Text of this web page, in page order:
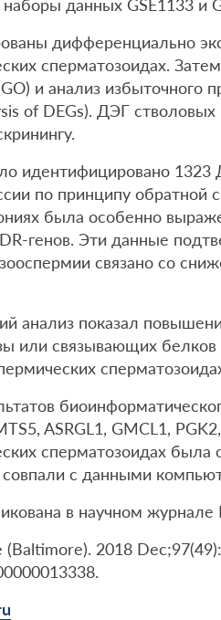
данных GSE1133 и
дифференциально
сперматозоидах.
и анализ избыточного
of DEGs). ДЭГ стволовых
идентифицировано 1323
по принципу обратной
была особенно
генов. Эти данные
связано со
анализ показал
или связывающих
ASRGL1, GMCL1,
сперматозоидах
с данными
в научном журнале
(Baltimore). 2018